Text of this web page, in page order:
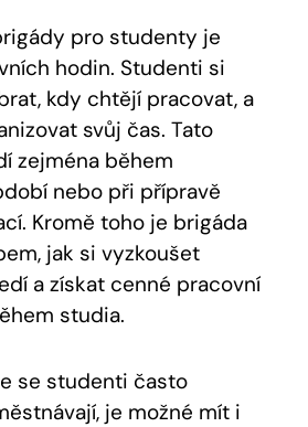
pro studenty je
hodin. Studenti si
kdy chtějí pracovat, a
svůj čas. Tato
zejména během
nebo při přípravě
Kromě toho je brigáda
jak si vyzkoušet
a získat cenné pracovní
studia.
se studenti často
je možné mít i